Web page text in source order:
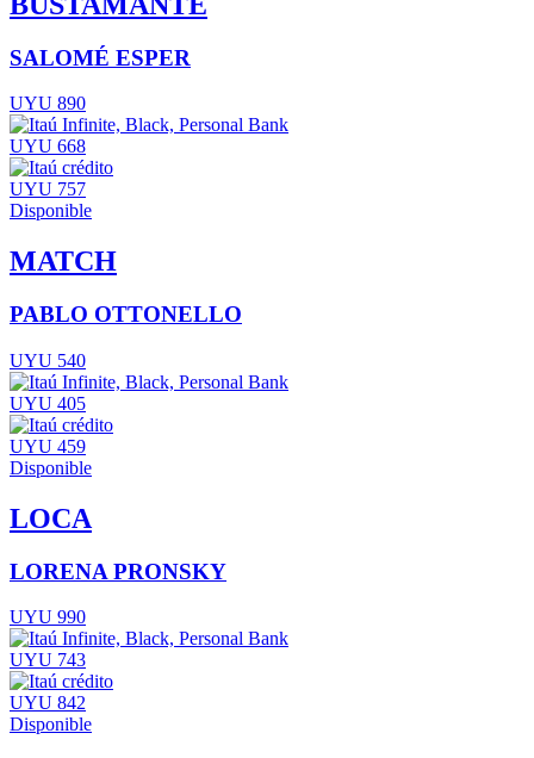
SALOMÉ ESPER
UYU 890
UYU 668
UYU 757
Disponible
MATCH
PABLO OTTONELLO
UYU 540
UYU 405
UYU 459
Disponible
LOCA
LORENA PRONSKY
UYU 990
UYU 743
UYU 842
Disponible